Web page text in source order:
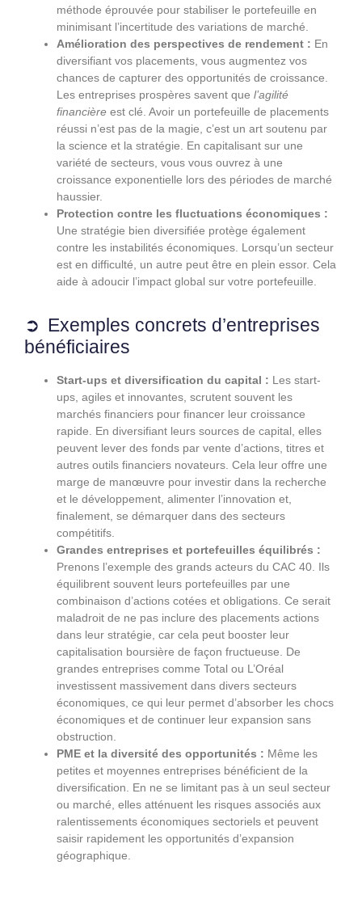
méthode éprouvée pour stabiliser le portefeuille en
minimisant l’incertitude des variations de marché.
Amélioration des perspectives de rendement : En
diversifiant vos placements, vous augmentez vos
chances de capturer des opportunités de croissance.
Les entreprises prospères savent que l’agilité
financière est clé. Avoir un portefeuille de placements
réussi n’est pas de la magie, c’est un art soutenu par
la science et la stratégie. En capitalisant sur une
variété de secteurs, vous vous ouvrez à une
croissance exponentielle lors des périodes de marché
haussier.
Protection contre les fluctuations économiques :
Une stratégie bien diversifiée protège également
contre les instabilités économiques. Lorsqu’un secteur
est en difficulté, un autre peut être en plein essor. Cela
aide à adoucir l’impact global sur votre portefeuille.
Exemples concrets d’entreprises
bénéficiaires
Start-ups et diversification du capital : Les start-
ups, agiles et innovantes, scrutent souvent les
marchés financiers pour financer leur croissance
rapide. En diversifiant leurs sources de capital, elles
peuvent lever des fonds par vente d’actions, titres et
autres outils financiers novateurs. Cela leur offre une
marge de manœuvre pour investir dans la recherche
et le développement, alimenter l’innovation et,
finalement, se démarquer dans des secteurs
compétitifs.
Grandes entreprises et portefeuilles équilibrés :
Prenons l’exemple des grands acteurs du CAC 40. Ils
équilibrent souvent leurs portefeuilles par une
combinaison d’actions cotées et obligations. Ce serait
maladroit de ne pas inclure des placements actions
dans leur stratégie, car cela peut booster leur
capitalisation boursière de façon fructueuse. De
grandes entreprises comme Total ou L’Oréal
investissent massivement dans divers secteurs
économiques, ce qui leur permet d’absorber les chocs
économiques et de continuer leur expansion sans
obstruction.
PME et la diversité des opportunités : Même les
petites et moyennes entreprises bénéficient de la
diversification. En ne se limitant pas à un seul secteur
ou marché, elles atténuent les risques associés aux
ralentissements économiques sectoriels et peuvent
saisir rapidement les opportunités d’expansion
géographique.